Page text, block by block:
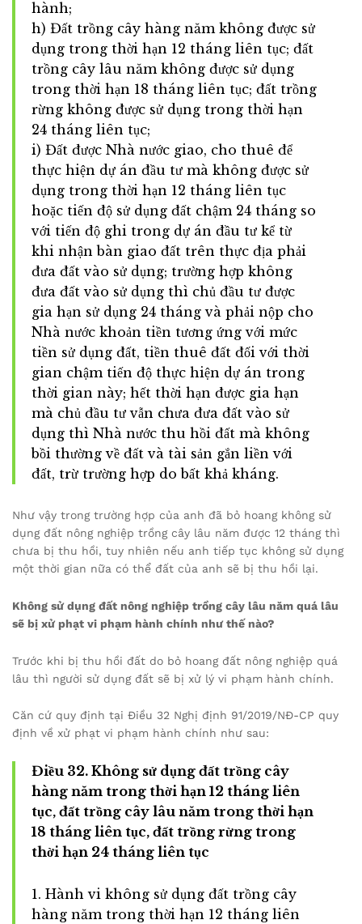
hành;
h) Đất trồng cây hàng năm không được sử
dụng trong thời hạn 12 tháng liên tục; đất
trồng cây lâu năm không được sử dụng
trong thời hạn 18 tháng liên tục; đất trồng
rừng không được sử dụng trong thời hạn
24 tháng liên tục;
i) Đất được Nhà nước giao, cho thuê để
thực hiện dự án đầu tư mà không được sử
dụng trong thời hạn 12 tháng liên tục
hoặc tiến độ sử dụng đất chậm 24 tháng so
với tiến độ ghi trong dự án đầu tư kể từ
khi nhận bàn giao đất trên thực địa phải
đưa đất vào sử dụng; trường hợp không
đưa đất vào sử dụng thì chủ đầu tư được
gia hạn sử dụng 24 tháng và phải nộp cho
Nhà nước khoản tiền tương ứng với mức
tiền sử dụng đất, tiền thuê đất đối với thời
gian chậm tiến độ thực hiện dự án trong
thời gian này; hết thời hạn được gia hạn
mà chủ đầu tư vẫn chưa đưa đất vào sử
dụng thì Nhà nước thu hồi đất mà không
bồi thường về đất và tài sản gắn liền với
đất, trừ trường hợp do bất khả kháng.
Như vậy trong trường hợp của anh đã bỏ hoang không sử
dụng đất nông nghiệp trồng cây lâu năm được 12 tháng thì
chưa bị thu hồi, tuy nhiên nếu anh tiếp tục không sử dụng
một thời gian nữa có thể đất của anh sẽ bị thu hồi lại.
Không sử dụng đất nông nghiệp trồng cây lâu năm quá lâu
sẽ bị xử phạt vi phạm hành chính như thế nào?
Trước khi bị thu hồi đất do bỏ hoang đất nông nghiệp quá
lâu thì người sử dụng đất sẽ bị xử lý vi phạm hành chính.
Căn cứ quy định tại Điều 32 Nghị định 91/2019/NĐ-CP quy
định về xử phạt vi phạm hành chính như sau:
Điều 32. Không sử dụng đất trồng cây
hàng năm trong thời hạn 12 tháng liên
tục, đất trồng cây lâu năm trong thời hạn
18 tháng liên tục, đất trồng rừng trong
thời hạn 24 tháng liên tục
1. Hành vi không sử dụng đất trồng cây
hàng năm trong thời hạn 12 tháng liên